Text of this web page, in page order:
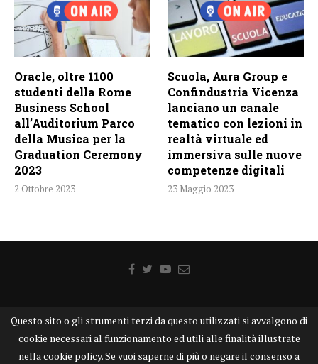
Oracle, oltre 1100
studenti della Rome
Business School
all’Auditorium Parco
della Musica per la
Graduation Ceremony
2023
2 Ottobre 2023
Scuola, Aura Group e
Confindustria Vicenza
lanciano un canale
tematico con lezioni in
realtà virtuale ed
immersiva sulle nuove
competenze digitali
23 Maggio 2023
Home Chi siamo Disclaimer Cookie Contatti
Privacy Policy KONGTV
Questo sito o gli strumenti terzi da questo utilizzati si avvalgono di
cookie necessari al funzionamento ed utili alle finalità illustrate
nella cookie policy. Se vuoi saperne di più o negare il consenso a